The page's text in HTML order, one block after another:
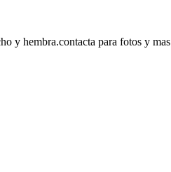
y hembra.contacta para fotos y mas